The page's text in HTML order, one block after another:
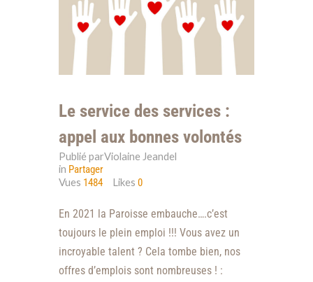
Le service des services :
appel aux bonnes volontés
Publié parViolaine Jeandel
in Partager
Vues 1484 Likes0
En 2021 la Paroisse embauche….c’est
toujours le plein emploi !!! Vous avez un
incroyable talent ? Cela tombe bien, nos
offres d’emplois sont nombreuses ! :